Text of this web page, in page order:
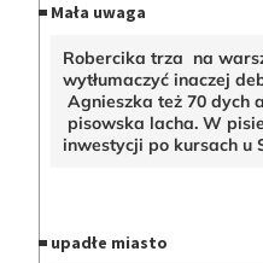
Mała uwaga
Robercika trza na
wytłumaczyć inaczej
Agnieszka też 70 dych
pisowska lacha. W
inwestycji po kursach u
upadłe miasto